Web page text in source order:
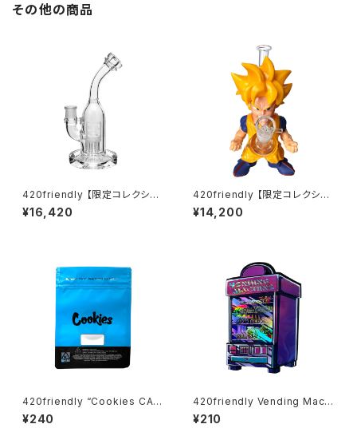
その他の商品
420friendly 【限定コレクショ
ン】EG Glass Tree Perc Diff
user Dab Rig / ガラスボング
¥16,420
420friendly 【限定コレクショ
ン】Legendary Fighter Bon
g / レジェンダリーファイター ボ
¥14,200
420friendly “Cookies CA
Mylar Bag – BLUE / 28g” ク
ッキー マイラーバッグ（ブルー）
¥240
420friendly Vending Machi
ne Pack｜ベンディングマシン
パケ（3枚入り）
¥210